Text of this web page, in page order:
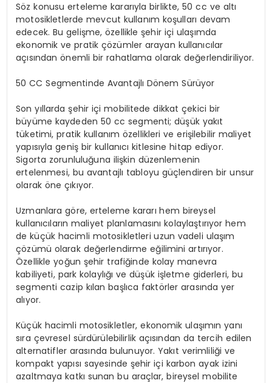
Söz konusu erteleme kararıyla birlikte, 50 cc ve altı
motosikletlerde mevcut kullanım koşulları devam
edecek. Bu gelişme, özellikle şehir içi ulaşımda
ekonomik ve pratik çözümler arayan kullanıcılar
açısından önemli bir rahatlama olarak değerlendiriliyor.
50 CC Segmentinde Avantajlı Dönem Sürüyor
Son yıllarda şehir içi mobilitede dikkat çekici bir
büyüme kaydeden 50 cc segmenti; düşük yakıt
tüketimi, pratik kullanım özellikleri ve erişilebilir maliyet
yapısıyla geniş bir kullanıcı kitlesine hitap ediyor.
Sigorta zorunluluğuna ilişkin düzenlemenin
ertelenmesi, bu avantajlı tabloyu güçlendiren bir unsur
olarak öne çıkıyor.
Uzmanlara göre, erteleme kararı hem bireysel
kullanıcıların maliyet planlamasını kolaylaştırıyor hem
de küçük hacimli motosikletleri uzun vadeli ulaşım
çözümü olarak değerlendirme eğilimini artırıyor.
Özellikle yoğun şehir trafiğinde kolay manevra
kabiliyeti, park kolaylığı ve düşük işletme giderleri, bu
segmenti cazip kılan başlıca faktörler arasında yer
alıyor.
Küçük hacimli motosikletler, ekonomik ulaşımın yanı
sıra çevresel sürdürülebilirlik açısından da tercih edilen
alternatifler arasında bulunuyor. Yakıt verimliliği ve
kompakt yapısı sayesinde şehir içi karbon ayak izini
azaltmaya katkı sunan bu araçlar, bireysel mobilite